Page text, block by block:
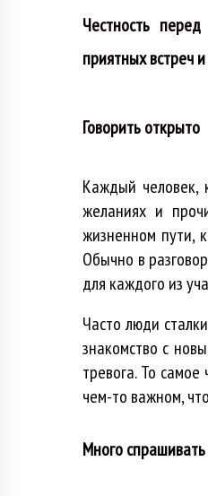
Честность
приятных встреч
Говорить открыто
Каждый человек,
желаниях и
жизненном пути,
Обычно в
для каждого из
Часто люди
знакомство с
тревога. То
чем-то важном,
Много спрашивать